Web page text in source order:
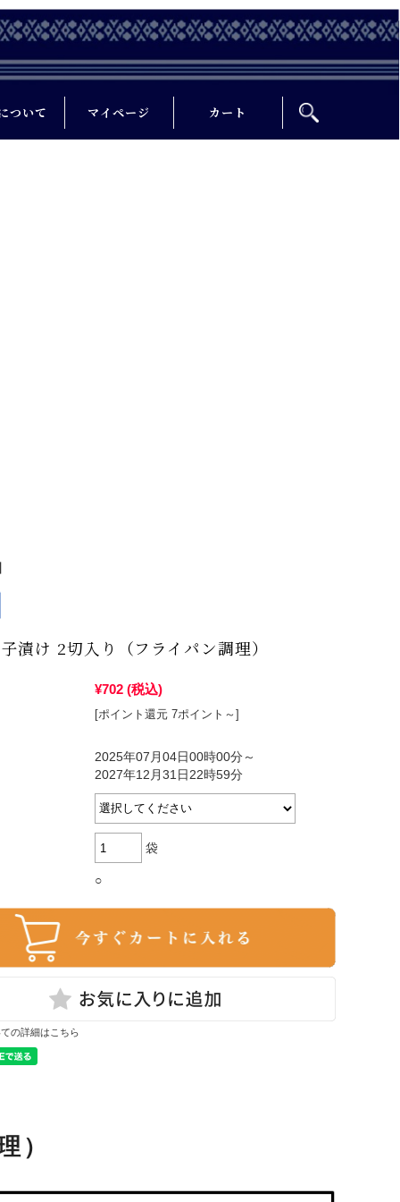
ついて マイページ カート
漬け 2切入り（フライパン調理）
¥702 (税込)
[ポイント還元 7ポイント～]
2025年07月04日00時00分～
2027年12月31日22時59分
袋
○
の詳細はこちら
）